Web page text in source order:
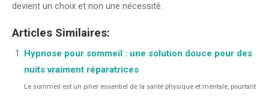
devient un choix et non une nécessité.
Articles Similaires:
Hypnose pour sommeil : une solution douce pour des
nuits vraiment réparatrices
Le sommeil est un pilier essentiel de la santé physique et mentale, pourtant